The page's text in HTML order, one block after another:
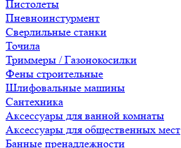
Пистолеты
Пневноинстурмент
Сверлильные станки
Точила
Триммеры / Газонокосилки
Фены строительные
Шлифовальные машины
Сантехника
Аксессуары для ванной комнаты
Аксессуары для общественных мест
Банные пренадлежности